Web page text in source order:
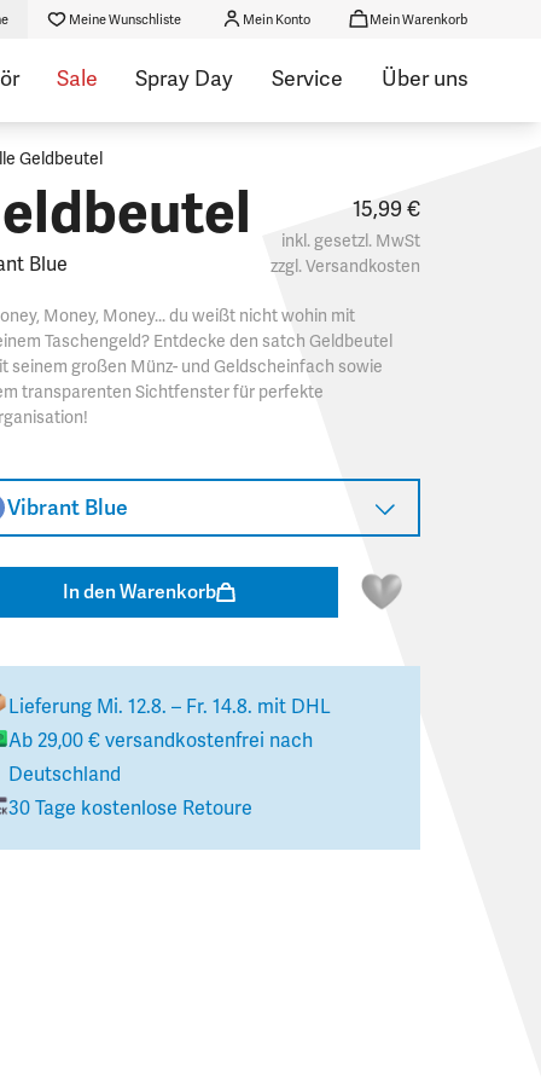
Meine Wunschliste Mein Konto Mein Warenkorb
Sale Spray Day Service Über uns
Geldbeutel
Blue
15,99 €
inkl. gesetzl. MwSt
zzgl.Versandkosten
Money, Money... du weißt nicht wohin mit
Taschengeld? Entdecke den satch Geldbeutel
seinem großen Münz- und Geldscheinfach sowie
transparenten Sichtfenster für perfekte
Vibrant Blue
In den Warenkorb
Lieferung Mi. 12.8. – Fr. 14.8. mit DHL
Ab 29,00 €versandkostenfrei nach
Deutschland
30 Tage kostenlose Retoure